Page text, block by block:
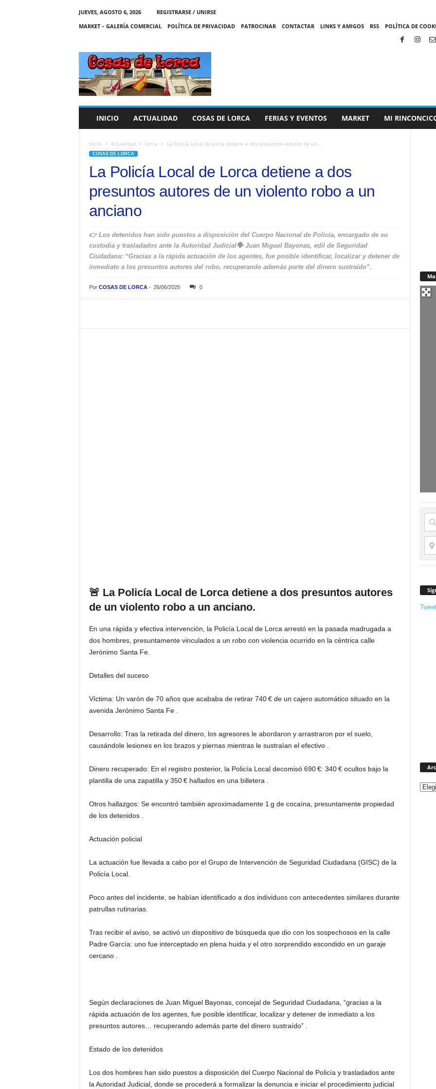
JUEVES, AGOSTO 6, 2026
REGISTRARSE / UNIRSE
MARKET – GALERÍA COMERCIAL
POLÍTICA DE PRIVACIDAD PATROCINAR CONTACTAR LINKS Y AMIGOS RSS POLÍTICA DE
C
A
S
INICIO ACTUALIDAD COSAS DE LORCA FERIAS Y EVENTOS MARKET MI
Inicio Actualidad Lorca La Policía Local de Lorca detiene a dos presuntos autores de un...
COSAS DE LORCA
La Policía Local de Lorca detiene a dos
presuntos autores de un violento robo a un
anciano
👉 Los detenidos han sido puestos a disposición del Cuerpo Nacional de Policía, encargado de su
custodia y trasladados ante la Autoridad Judicial🗣 Juan Miguel Bayonas, edil de Seguridad
Ciudadana: “Gracias a la rápida actuación de los agentes, fue posible identificar, localizar y detener de
inmediato a los presuntos autores del robo, recuperando además parte del dinero sustraído”.
Por COSAS DE LORCA- 26/06/2025 0
🚨 La Policía Local de Lorca detiene a dos presuntos autores
de un violento robo a un anciano.
En una rápida y efectiva intervención, la Policía Local de Lorca arrestó en la pasada madrugada a
dos hombres, presuntamente vinculados a un robo con violencia ocurrido en la céntrica calle
Jerónimo Santa Fe.
Detalles del suceso
Víctima: Un varón de 70 años que acababa de retirar 740 € de un cajero automático situado en la
avenida Jerónimo Santa Fe .
Desarrollo: Tras la retirada del dinero, los agresores le abordaron y arrastraron por el suelo,
causándole lesiones en los brazos y piernas mientras le sustraían el efectivo .
Dinero recuperado: En el registro posterior, la Policía Local decomisó 690 €: 340 € ocultos bajo la
plantilla de una zapatilla y 350 € hallados en una billetera .
Otros hallazgos: Se encontró también aproximadamente 1 g de cocaína, presuntamente propiedad
de los detenidos .
Actuación policial
La actuación fue llevada a cabo por el Grupo de Intervención de Seguridad Ciudadana (GISC) de la
Policía Local.
Poco antes del incidente, se habían identificado a dos individuos con antecedentes similares durante
patrullas rutinarias.
Tras recibir el aviso, se activó un dispositivo de búsqueda que dio con los sospechosos en la calle
Padre García: uno fue interceptado en plena huida y el otro sorprendido escondido en un garaje
cercano .
Según declaraciones de Juan Miguel Bayonas, concejal de Seguridad Ciudadana, “gracias a la
rápida actuación de los agentes, fue posible identificar, localizar y detener de inmediato a los
presuntos autores… recuperando además parte del dinero sustraído” .
Estado de los detenidos
Los dos hombres han sido puestos a disposición del Cuerpo Nacional de Policía y trasladados ante
la Autoridad Judicial, donde se procederá a formalizar la denuncia e iniciar el procedimiento judicial